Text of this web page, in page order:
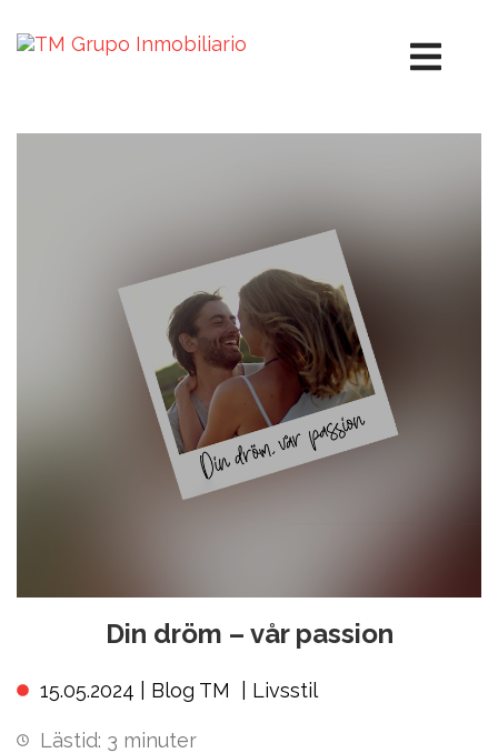
Din dröm – vår passion
15.05.2024 | Blog TM Livsstil
Lästid: 3 minuter